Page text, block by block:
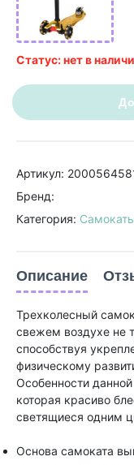
Статус: нет в
Артикул:
Бренд:
Категория:
Описание
Трехколесный
свежем воздухе не
способствуя
физическому
Особенности
которая красиво
светящиеся одним
Основа самоката